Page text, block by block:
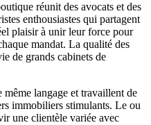
réunit des avocats et des
enthousiastes qui partagent
plaisir à unir leur force pour
mandat. La qualité des
de grands cabinets de
même langage et travaillent de
immobiliers stimulants. Le ou
une clientèle variée avec